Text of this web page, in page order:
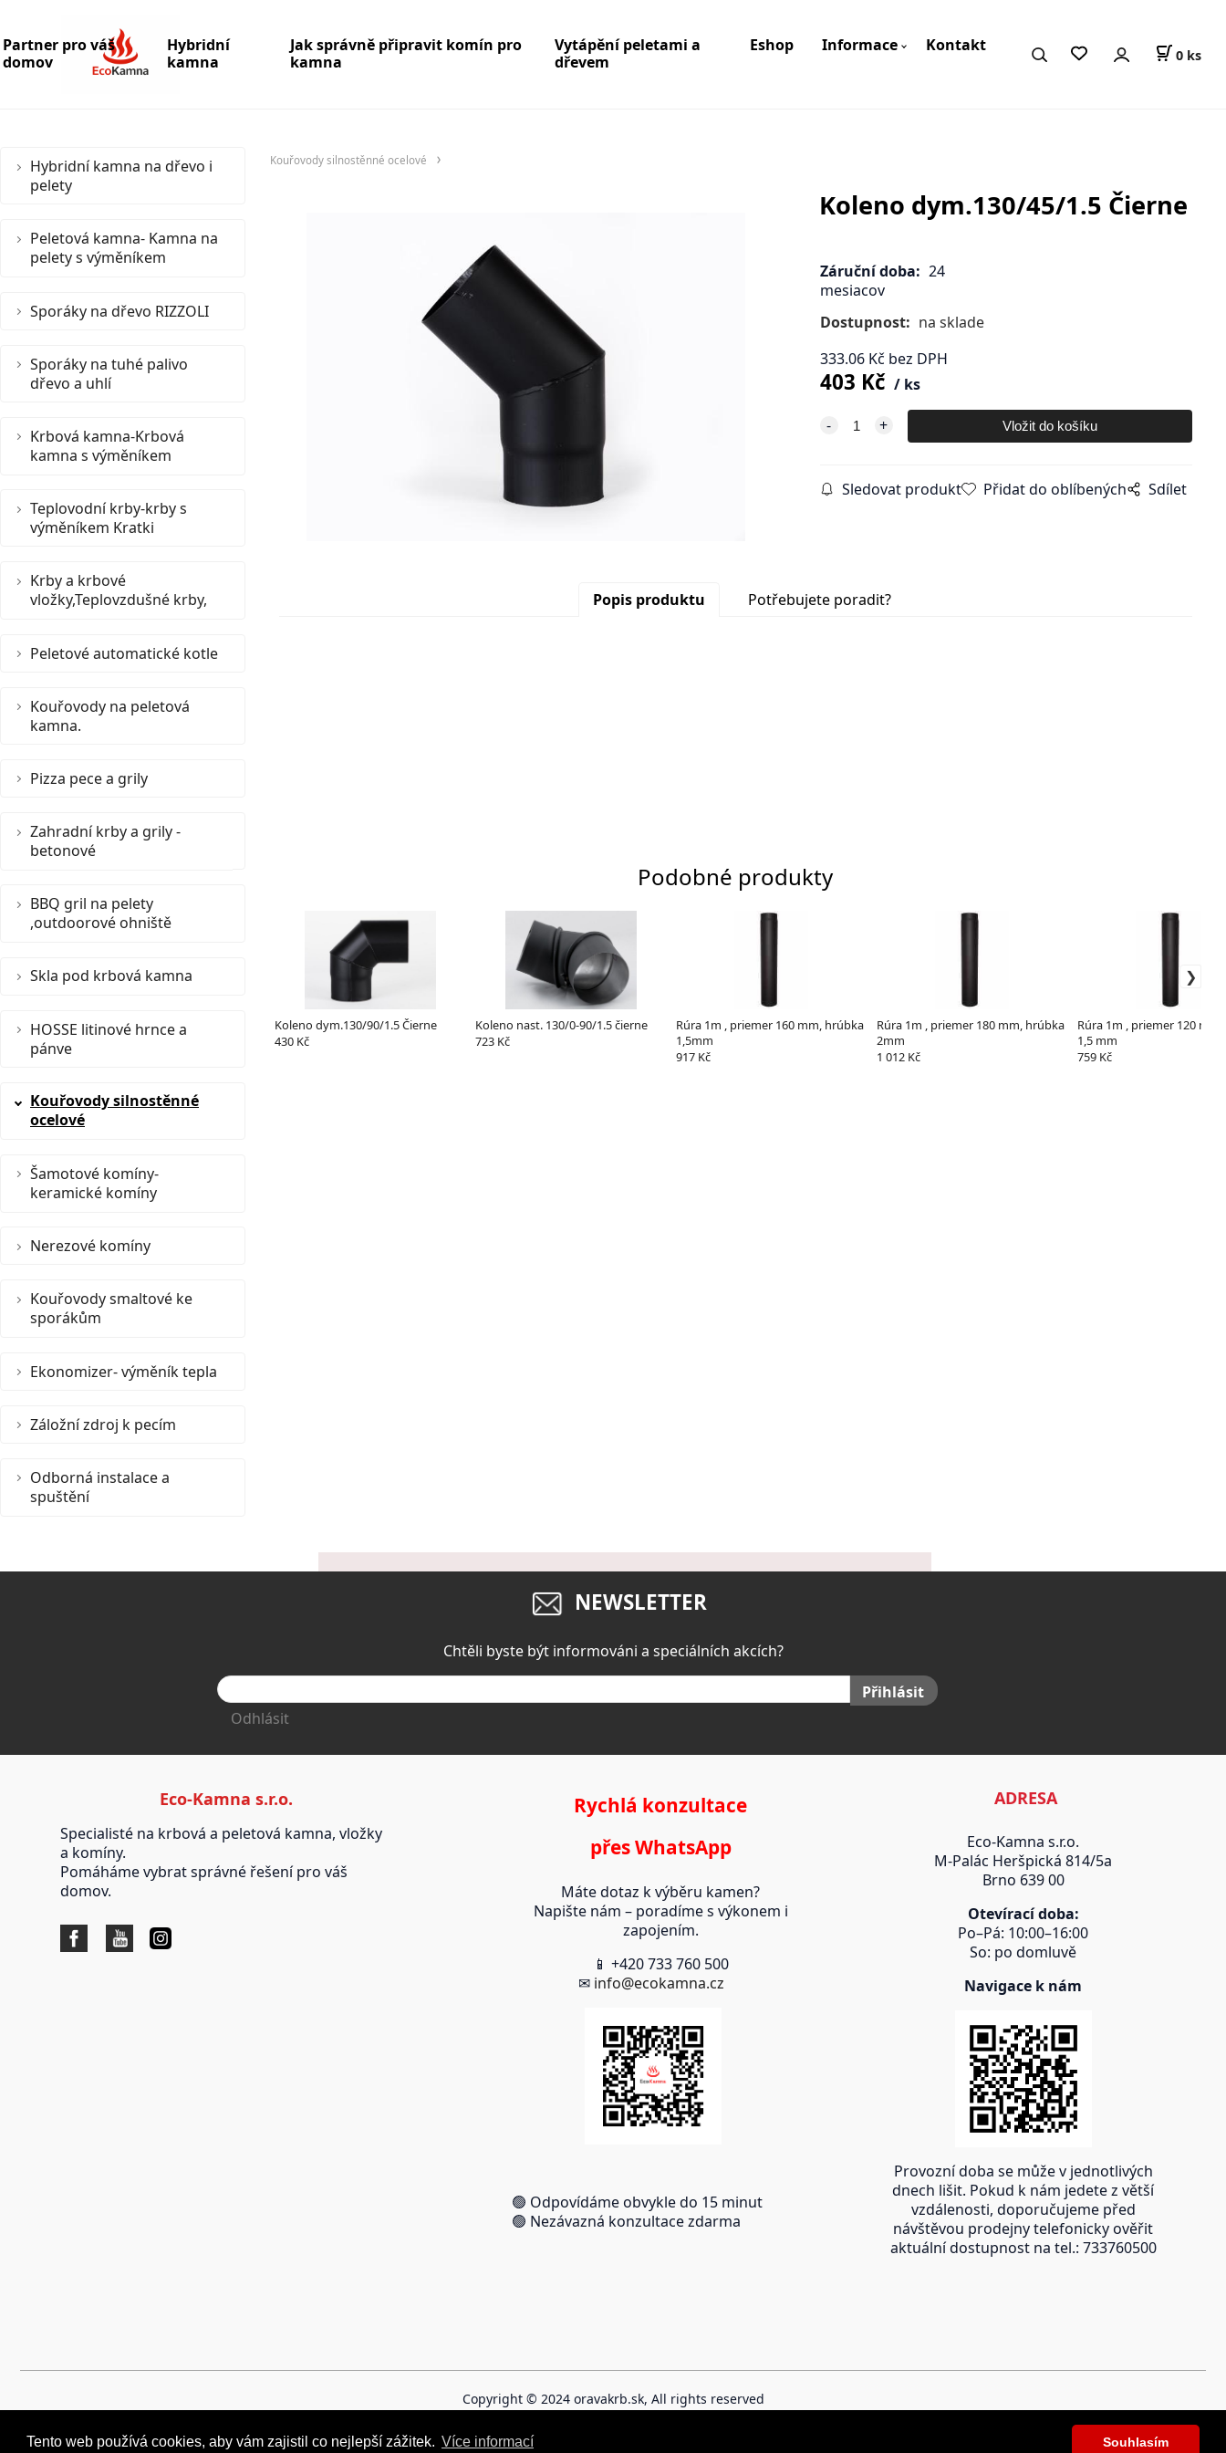
Tento web používá cookies, aby vám zajistil co nejlepší zážitek. Více informací Souhlasím
Tento web používá cookies, aby vám zajistil co nejlepší zážitek. Více informací Souhlasím
Partner pro váš
domov
Hybridní
kamna
Jak správně připravit komín pro
kamna
Vytápění peletami a
dřevem
Eshop Informace Kontakt 0 ks
Hybridní kamna na dřevo i
pelety
Peletová kamna- Kamna na
pelety s výměníkem
Sporáky na dřevo RIZZOLI
Sporáky na tuhé palivo
dřevo a uhlí
Krbová kamna-Krbová
kamna s výměníkem
Teplovodní krby-krby s
výměníkem Kratki
Krby a krbové
vložky,Teplovzdušné krby,
Peletové automatické kotle
Kouřovody na peletová
kamna.
Pizza pece a grily
Zahradní krby a grily -
betonové
BBQ gril na pelety
,outdoorové ohniště
Skla pod krbová kamna
HOSSE litinové hrnce a
pánve
Kouřovody silnostěnné
ocelové
Šamotové komíny-
keramické komíny
Nerezové komíny
Kouřovody smaltové ke
sporákům
Ekonomizer- výměník tepla
Záložní zdroj k pecím
Odborná instalace a
spuštění
Kouřovody silnostěnné ocelové
Koleno dym.130/45/1.5 Čierne
Záruční doba: 24
mesiacov
Dostupnost: na sklade
333.06Kč bez DPH
403 Kč ks
Sledovat produkt Přidat do oblíbených Sdílet
Popis produktu Potřebujete poradit?
Podobné produkty
Koleno dym.130/90/1.5 Čierne
430 Kč
Koleno nast. 130/0-90/1.5 čierne
723 Kč
Rúra 1m , priemer 160 mm, hrúbka
1,5mm
917 Kč
Rúra 1m , priemer 180 mm, hrúbka
2mm
1 012 Kč
Rúra 1m , priemer 120
1,5 mm
759 Kč
NEWSLETTER
Chtěli byste být informováni a speciálních akcích?
Přihlásit
Odhlásit
Eco-Kamna s.r.o.
Specialisté na krbová a peletová kamna, vložky
a komíny.
Pomáháme vybrat správné řešení pro váš
domov.
Rychlá konzultace
přes WhatsApp
Máte dotaz k výběru kamen?
Napište nám – poradíme s výkonem i
zapojením.
📱 +420 733 760 500
✉ info@ecokamna.cz
🟢 Odpovídáme obvykle do 15 minut
🟢 Nezávazná konzultace zdarma
ADRESA
Eco-Kamna s.r.o.
M-Palác Heršpická 814/5a
Brno 639 00
Otevírací doba:
Po–Pá: 10:00–16:00
So: po domluvě
Navigace k nám
Provozní doba se může v jednotlivých
dnech lišit. Pokud k nám jedete z větší
vzdálenosti, doporučujeme před
návštěvou prodejny telefonicky ověřit
aktuální dostupnost na tel.: 733760500
Copyright © 2024 oravakrb.sk, All rights reserved